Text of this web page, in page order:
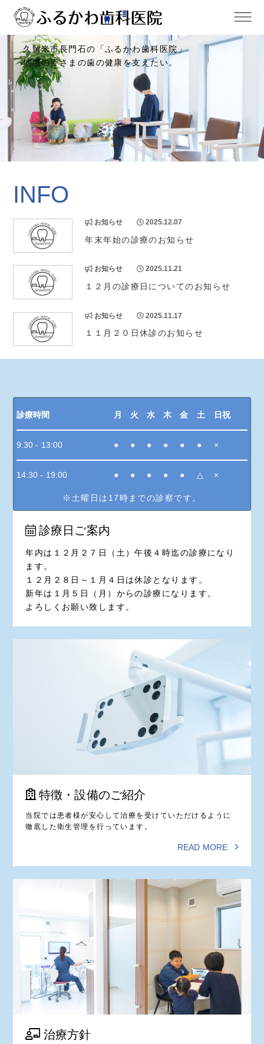
久留米市長門石の 「ふるかわ歯科医院」
地域の皆さまの歯の健康を支えたい。
INFO
お知らせ 2025.12.07
年末年始の診療のお知らせ
お知らせ 2025.11.21
１２月の診療日についてのお知らせ
お知らせ 2025.11.17
１１月２０日休診のお知らせ
診療時間 月 火 水 木 金 土 日祝
9:30 - 13:00 ● ● ● ● ● ● ×
14:30 - 19:00 ● ● ● ● ● △ ×
※土曜日は17時までの診察です。
診療日ご案内
年内は１２月２７日（土）午後４時迄の診療になり
ます。
１２月２８日～１月４日は休診となります。
新年は１月５日（月）からの診療になります。
よろしくお願い致します。
特徴・設備のご紹介
当院では患者様が安心して治療を受けていただけるように
徹底した衛生管理を行っています。
READ MORE
治療方針